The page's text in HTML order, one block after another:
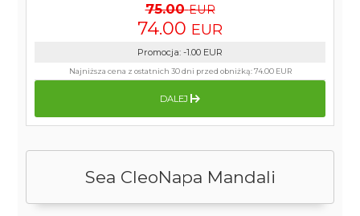
Sea CleoNapa Mandali
75.00 EUR
74.00 EUR
Promocja: -1.00 EUR
Najniższa cena z ostatnich 30 dni przed obniżką:74.00 EUR
DALEJ